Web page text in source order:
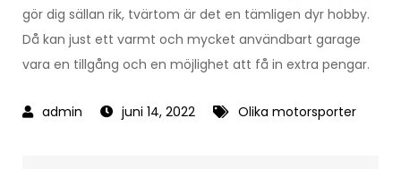
gör dig sällan rik, tvärtom är det en tämligen dyr hobby.
Då kan just ett varmt och mycket användbart garage
vara en tillgång och en möjlighet att få in extra pengar.
juni 14, 2022 Olika motorsporter